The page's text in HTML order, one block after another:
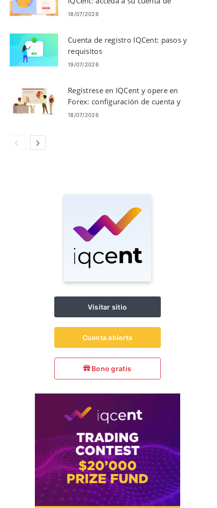
operaciones
18/07/2026
Cuenta de registro IQCent: pasos y
requisitos
19/07/2026
Regístrese en IQCent y opere en
Forex: configuración de cuenta y
flujo de trabajo de operaciones
18/07/2026
Visitar sitio
Cuenta abierta
Bono gratis